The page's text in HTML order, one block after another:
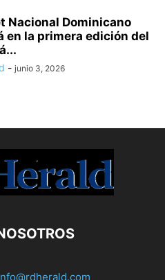
Nacional Dominicano
en la primera edición del
- junio 3, 2026